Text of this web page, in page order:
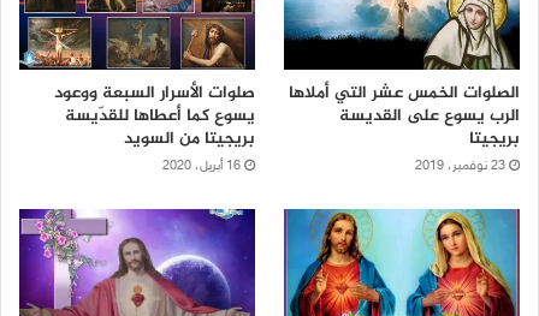
الصلوات الخمس عشر التي أملاها
الرب يسوع على القديسة
بريجيتا
23 نوفمبر، 2019
صلوات الأسرار السبعة ووعود
يسوع كما أعطاها للقدّيسة
بريجيتا من السويد
16 أبريل، 2020